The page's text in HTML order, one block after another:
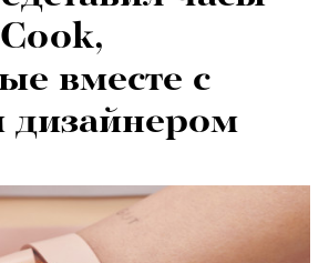
вместе с